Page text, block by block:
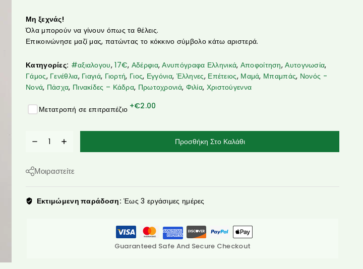
Μη ξεχνάς!
Όλα μπορούν να γίνουν όπως τα θέλεις.
Επικοινώνησε μαζί μας, πατώντας το κόκκινο σύμβολο κάτω αριστερά.
Κατηγορίες: #αξιαλογου,17€, Αδέρφια,Ανυπόγραφα Ελληνικά, Αποφοίτηση,Αυτογνωσία,
Γάμος, Γενέθλια, Γιαγιά, Γιορτή, Γιος, Εγγόνια, Έλληνες, Επέτειος, Μαμά, Μπαμπάς, Νονός -
Νονά, Πάσχα, Πινακίδες – Κάδρα, Πρωτοχρονιά, Φιλία, Χριστούγεννα
Μετατροπή σε επιτραπέζιο +€2.00
Προσθήκη Στο Καλάθι
Μοιραστείτε
Εκτιμώμενη παράδοση: Έως 3 εργάσιμες ημέρες
Guaranteed Safe And Secure Checkout